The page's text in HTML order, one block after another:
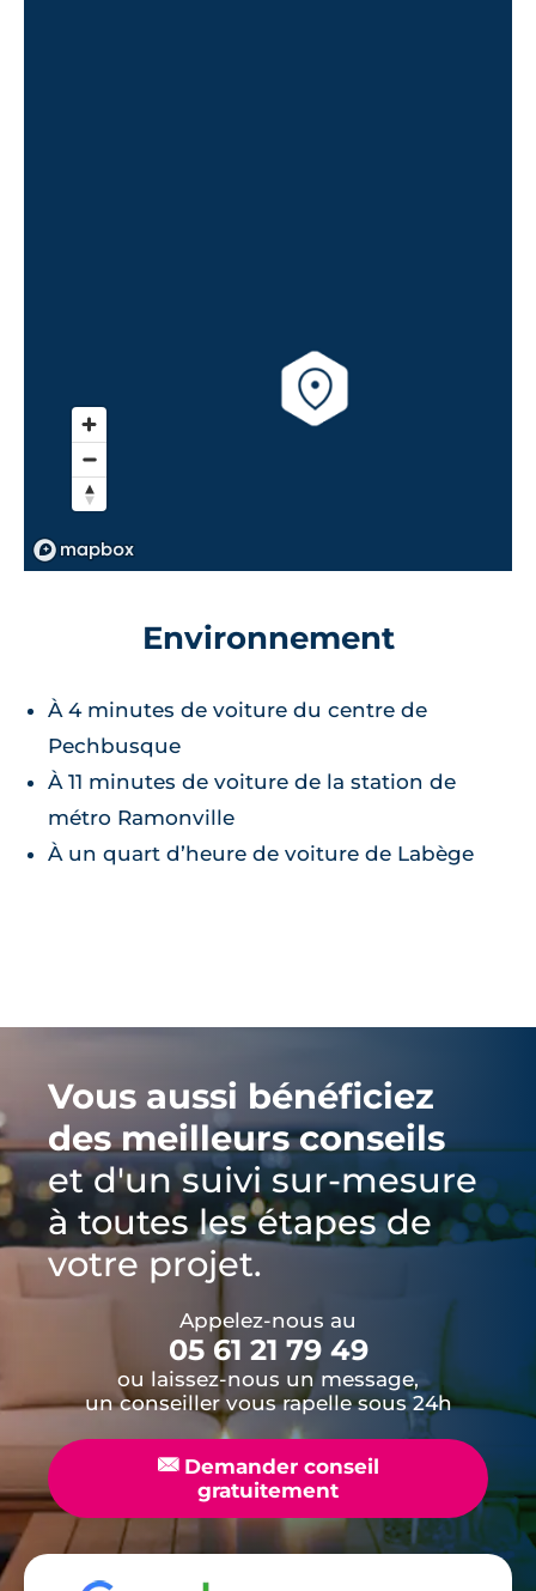
Environnement
À 4 minutes de voiture du centre de
Pechbusque
À 11 minutes de voiture de la station de
métro Ramonville
À un quart d’heure de voiture de Labège
Vous aussi bénéficiez
des meilleurs conseils
et d'un suivi sur-mesure
à toutes les étapes de
votre projet.
Appelez-nous au
05 61 21 79 49
ou laissez-nous un message,
un conseiller vous rapelle sous 24h
📧Demander conseil
gratuitement